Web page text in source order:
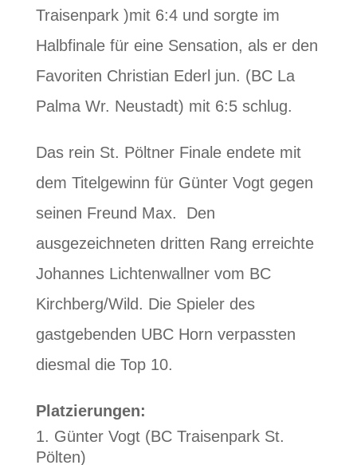
Traisenpark )mit 6:4 und sorgte im
Halbfinale für eine Sensation, als er den
Favoriten Christian Ederl jun. (BC La
Palma Wr. Neustadt) mit 6:5 schlug.
Das rein St. Pöltner Finale endete mit
dem Titelgewinn für Günter Vogtgegen
seinen Freund Max. Den
ausgezeichneten dritten Rang erreichte
Johannes Lichtenwallner vom BC
Kirchberg/Wild. Die Spieler des
gastgebenden UBC Horn verpassten
diesmal die Top 10.
Platzierungen:
Günter Vogt (BC Traisenpark St.
Pölten)